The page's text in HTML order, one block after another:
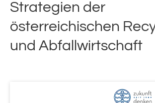
Strategien der
österreichischen
und Abfallwirtschaft